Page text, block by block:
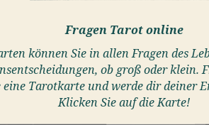
Fragen Tarot online
können Sie in allen Fragen des
ob groß oder klein.
eine Tarotkarte und werde dir deiner
Klicken Sie auf die Karte!